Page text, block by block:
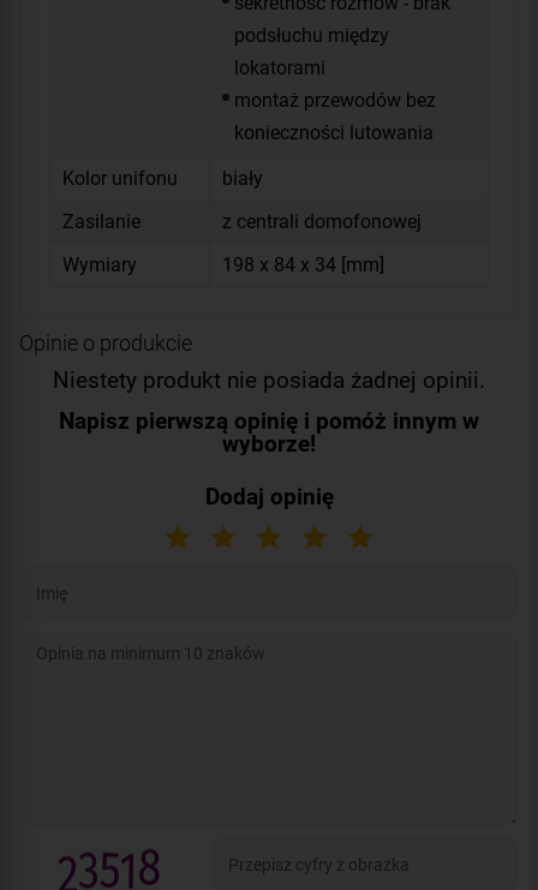
podsłuchu między
lokatorami
montaż przewodów bez
konieczności lutowania
Kolor unifonu
biały
Zasilanie
z centrali domofonowej
Wymiary
198 x 84 x 34 [mm]
Opinie o produkcie
Niestety produkt nie posiada żadnej opinii.
Napisz pierwszą opinię i pomóż innym w
wyborze!
Dodaj opinię